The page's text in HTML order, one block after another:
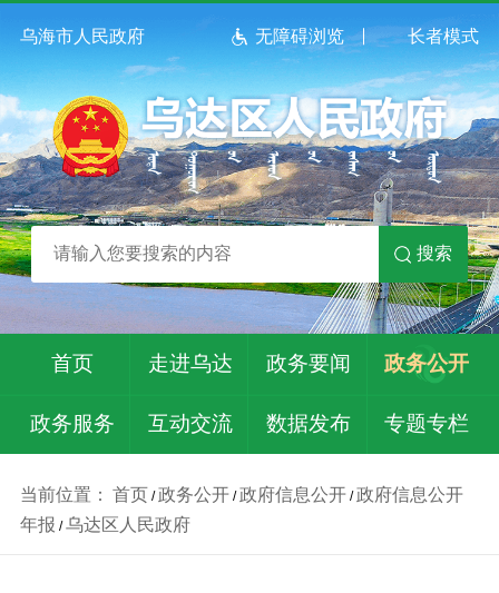
乌海市人民政府 无障碍浏览 长者模式
搜索
首页 走进乌达 政务要闻 政务公开
政务服务 互动交流 数据发布 专题专栏
当前位置： 首页 /政务公开/政府信息公开/政府信息公开
年报 /乌达区人民政府